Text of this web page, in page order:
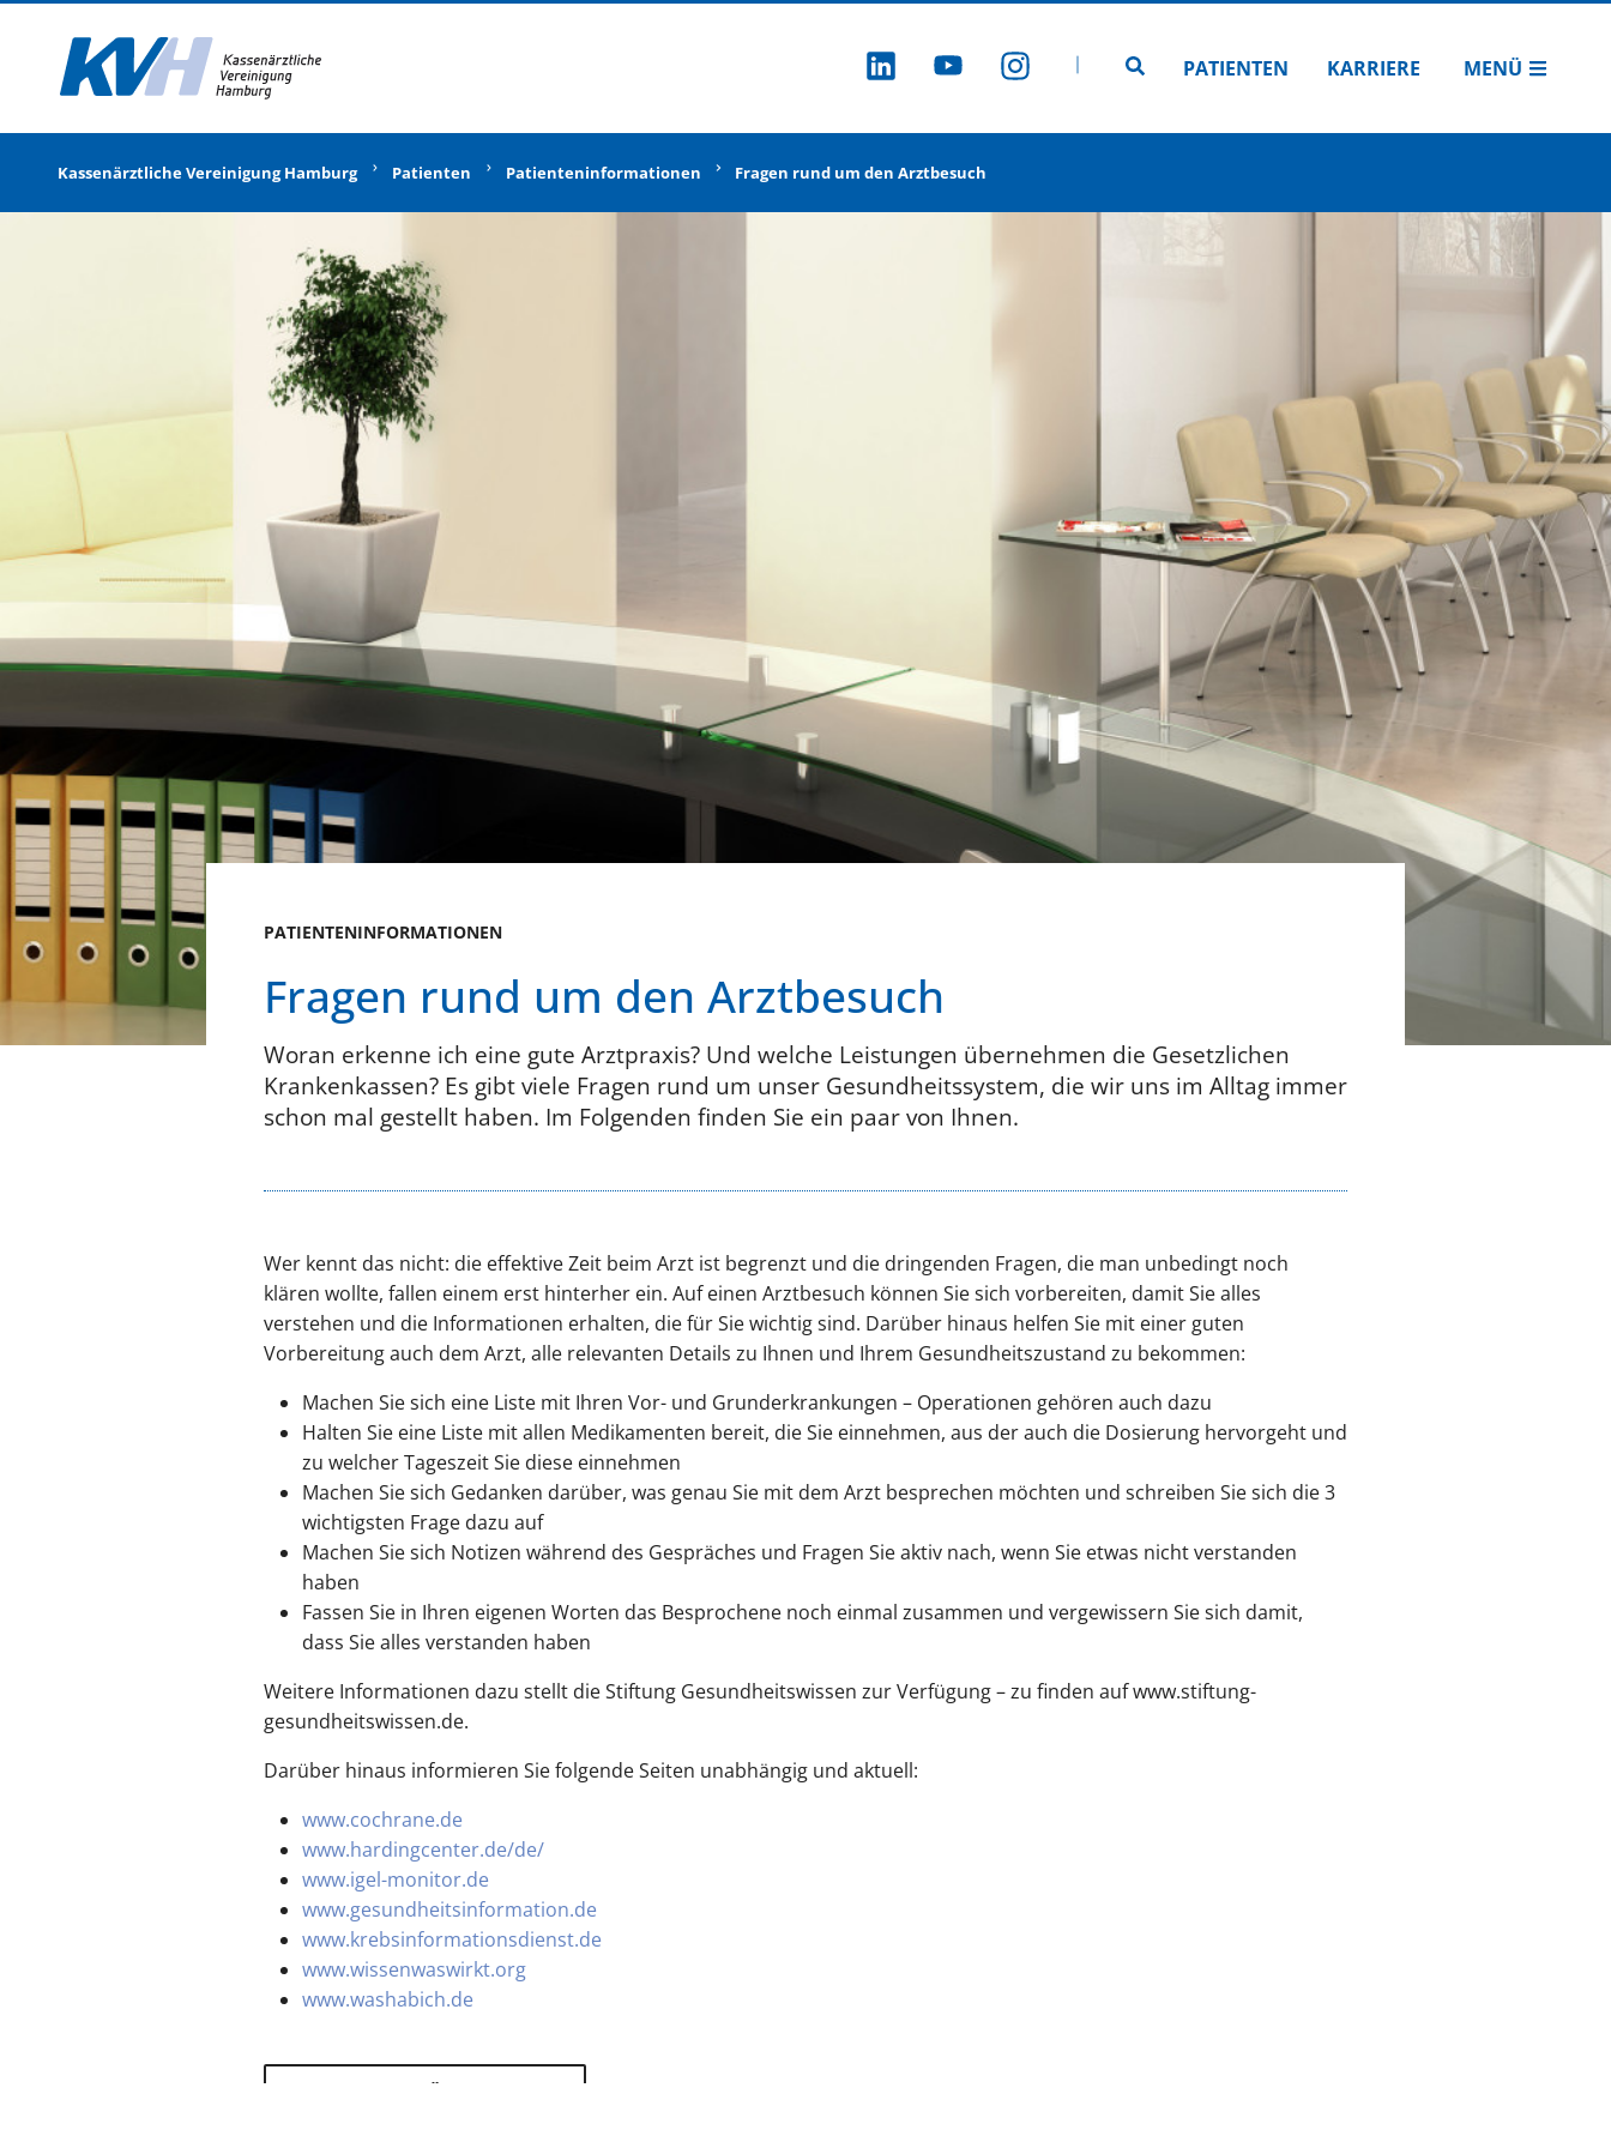
ZU LINKEDIN
ZU YOUTUBE
ZU INSTAGRAM
Zur Seitensuche
PATIENTEN KARRIERE MENÜ
Kassenärztliche Vereinigung Hamburg Patienten Patienteninformationen Fragen rund um den Arztbesuch
PATIENTENINFORMATIONEN
Fragen rund um den Arztbesuch
Woran erkenne ich eine gute Arztpraxis? Und welche Leistungen übernehmen die Gesetzlichen
Krankenkassen? Es gibt viele Fragen rund um unser Gesundheitssystem, die wir uns im Alltag immer
schon mal gestellt haben. Im Folgenden finden Sie ein paar von Ihnen.
Wer kennt das nicht: die effektive Zeit beim Arzt ist begrenzt und die dringenden Fragen, die man unbedingt noch
klären wollte, fallen einem erst hinterher ein. Auf einen Arztbesuch können Sie sich vorbereiten, damit Sie alles
verstehen und die Informationen erhalten, die für Sie wichtig sind. Darüber hinaus helfen Sie mit einer guten
Vorbereitung auch dem Arzt, alle relevanten Details zu Ihnen und Ihrem Gesundheitszustand zu bekommen:
Machen Sie sich eine Liste mit Ihren Vor- und Grunderkrankungen – Operationen gehören auch dazu
Halten Sie eine Liste mit allen Medikamenten bereit, die Sie einnehmen, aus der auch die Dosierung hervorgeht und
zu welcher Tageszeit Sie diese einnehmen
Machen Sie sich Gedanken darüber, was genau Sie mit dem Arzt besprechen möchten und schreiben Sie sich die 3
wichtigsten Frage dazu auf
Machen Sie sich Notizen während des Gespräches und Fragen Sie aktiv nach, wenn Sie etwas nicht verstanden
haben
Fassen Sie in Ihren eigenen Worten das Besprochene noch einmal zusammen und vergewissern Sie sich damit,
dass Sie alles verstanden haben
Weitere Informationen dazu stellt die Stiftung Gesundheitswissen zur Verfügung – zu finden auf www.stiftung-
gesundheitswissen.de.
Darüber hinaus informieren Sie folgende Seiten unabhängig und aktuell:
www.cochrane.de
www.hardingcenter.de/de/
www.igel-monitor.de
www.gesundheitsinformation.de
www.krebsinformationsdienst.de
www.wissenwaswirkt.org
www.washabich.de